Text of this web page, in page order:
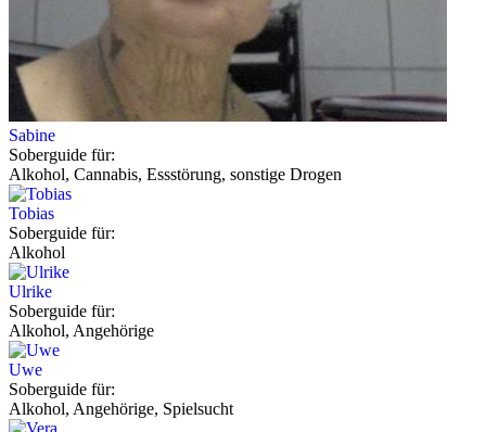
Sabine
Soberguide für:
Alkohol, Cannabis, Essstörung, sonstige Drogen
Tobias
Soberguide für:
Alkohol
Ulrike
Soberguide für:
Alkohol, Angehörige
Uwe
Soberguide für:
Alkohol, Angehörige, Spielsucht